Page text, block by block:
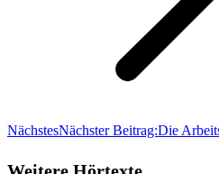
NächstesNächster Beitrag:Die